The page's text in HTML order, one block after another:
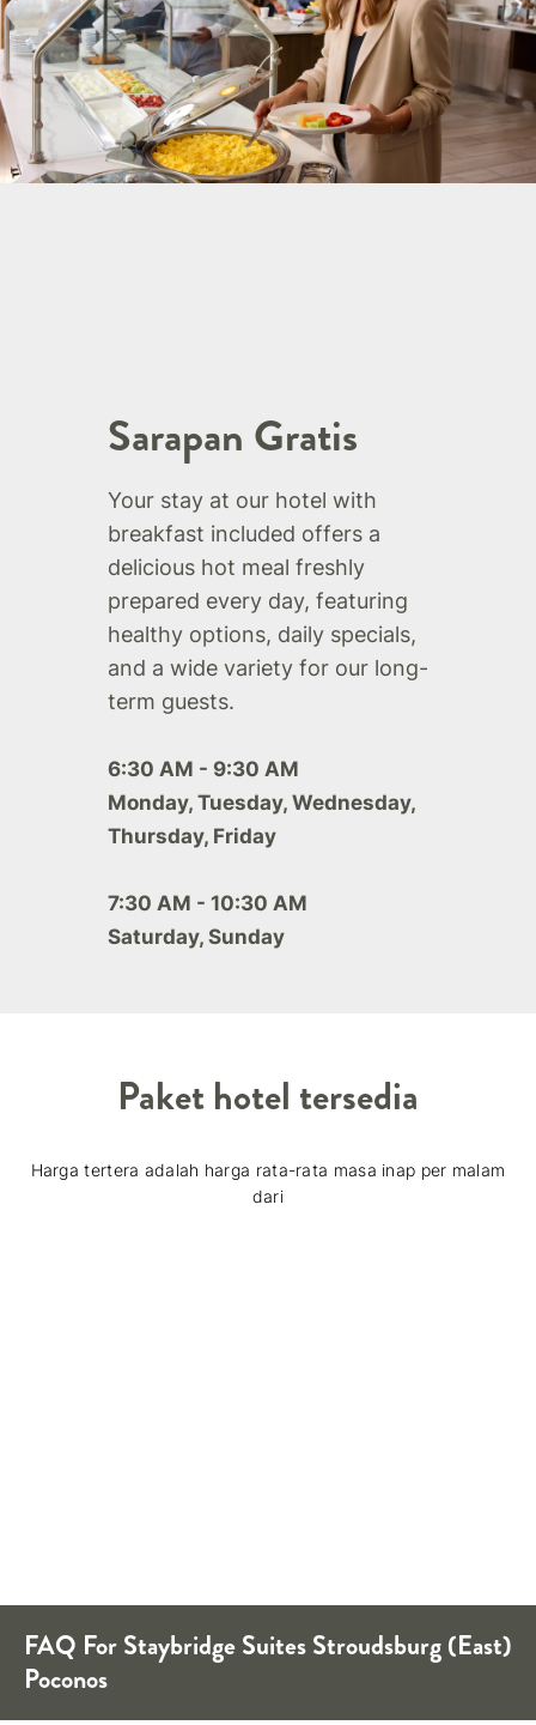
Sarapan Gratis
Your stay at our hotel with
breakfast included offers a
delicious hot meal freshly
prepared every day, featuring
healthy options, daily specials,
and a wide variety for our long-
term guests.
6:30 AM - 9:30 AM
Monday, Tuesday, Wednesday,
Thursday, Friday
7:30 AM - 10:30 AM
Saturday, Sunday
Paket hotel tersedia
Harga tertera adalah harga rata-rata masa inap per malam
dari
FAQ ForStaybridge SuitesStroudsburg (East)
Poconos